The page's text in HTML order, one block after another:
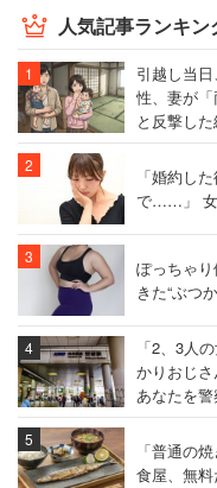
人気記事ランキン
引越し当
性、妻が「
と反撃し
「婚約し
で……」 女
ぽっちゃ
きた“ぶつ
「2、3人
かりおじ
あなたを
「普通の
食屋、無